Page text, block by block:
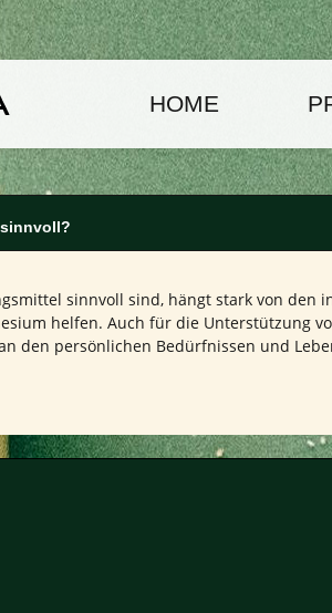
HOME
sinnvoll sind, hängt stark von den
helfen. Auch für die Unterstützung
den persönlichen Bedürfnissen und